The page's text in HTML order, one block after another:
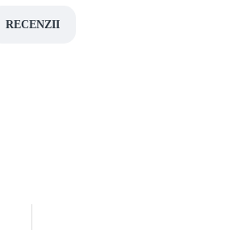
RECENZII